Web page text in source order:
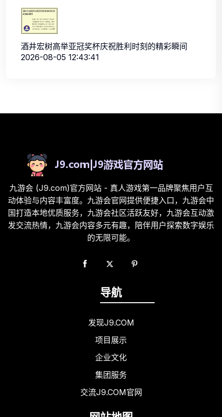
酒井宏树高举亚冠奖杯庆祝胜利时刻的精彩瞬间
2026-08-05 12:43:41
九游会 (J9.com)官方网站 - 真人游戏第一品牌聚焦用户互
动体验与内容丰富度。九游会官网提供便捷入口，九游会中
国打造本地优质服务，九游会社区活跃友好，九游会互动激
发交流热情，九游会内容多元有趣，陪伴用户探索数字娱乐
的无限可能。
导航
发现J9.COM
项目展示
企业文化
集团服务
交流J9.COM官网